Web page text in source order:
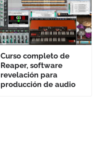
Curso completo de
Reaper, software
revelación para
producción de audio